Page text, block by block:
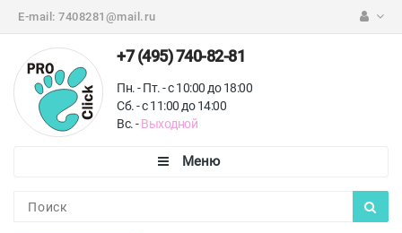
E-mail: 7408281@mail.ru
+7 (495) 740-82-81
Пн. - Пт. - с 10:00 до 18:00
Сб. - с 11:00 до 14:00
Вс. -Выходной